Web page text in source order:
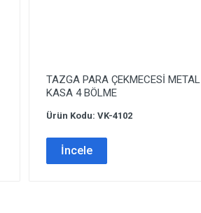
TAZGA PARA ÇEKMECESİ METAL
KASA 4 BÖLME
Ürün Kodu: VK-4102
İncele